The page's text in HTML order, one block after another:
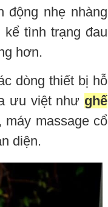
động nhẹ nhàng
kể tình trạng đau
hơn.
dòng thiết bị hỗ
ưu việt như ghế
massage cổ
diện.